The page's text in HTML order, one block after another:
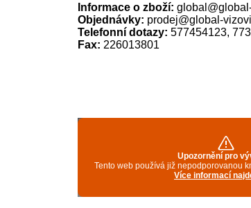
Informace o zboží:
Objednávky: prodej@global-
Telefonní dotazy: 577454123,
Fax: 226013801